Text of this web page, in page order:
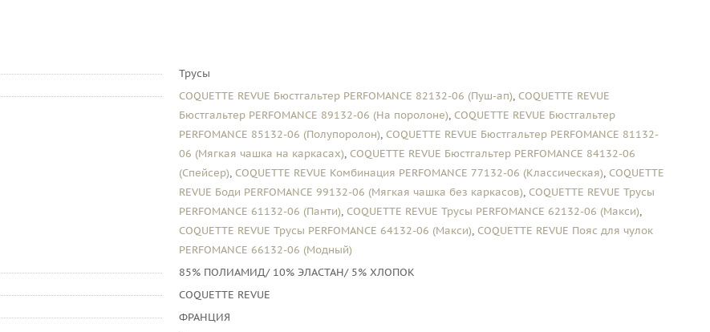
Трусы
COQUETTE REVUE Бюстгальтер PERFOMANCE 82132-06 (Пуш-ап), COQUETTE REVUE
Бюстгальтер PERFOMANCE 89132-06 (На поролоне), COQUETTE REVUE Бюстгальтер
PERFOMANCE 85132-06 (Полупоролон), COQUETTE REVUE Бюстгальтер PERFOMANCE 81132-
06 (Мягкая чашка на каркасах), COQUETTE REVUE Бюстгальтер PERFOMANCE 84132-06
(Спейсер), COQUETTE REVUE Комбинация PERFOMANCE 77132-06 (Классическая), COQUETTE
REVUE Боди PERFOMANCE 99132-06 (Мягкая чашка без каркасов), COQUETTE REVUE Трусы
PERFOMANCE 61132-06 (Панти), COQUETTE REVUE Трусы PERFOMANCE 62132-06 (Макси),
COQUETTE REVUE Трусы PERFOMANCE 64132-06 (Макси), COQUETTE REVUE Пояс для чулок
PERFOMANCE 66132-06 (Модный)
85% ПОЛИАМИД/ 10% ЭЛАСТАН/ 5% ХЛОПОК
COQUETTE REVUE
ФРАНЦИЯ